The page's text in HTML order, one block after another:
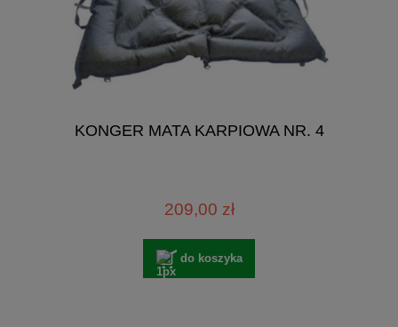
KONGER MATA KARPIOWA NR. 4
209,00 zł
do koszyka